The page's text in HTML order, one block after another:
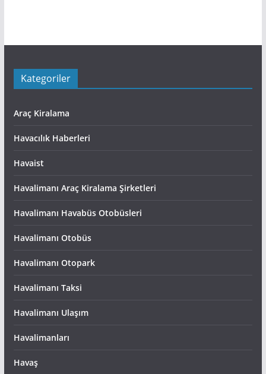
Kategoriler
Araç Kiralama
Havacılık Haberleri
Havaist
Havalimanı Araç Kiralama Şirketleri
Havalimanı Havabüs Otobüsleri
Havalimanı Otobüs
Havalimanı Otopark
Havalimanı Taksi
Havalimanı Ulaşım
Havalimanları
Havaş